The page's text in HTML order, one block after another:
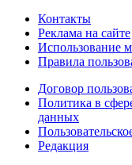
Контакты
Реклама на сайте
Использование
Правила
Договор
Политика в
данных
Редакция